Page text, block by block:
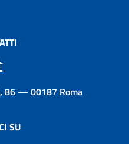
86 — 00187 Roma
SU